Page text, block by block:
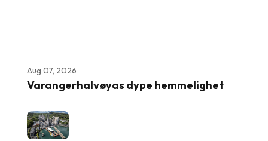
Aug 07, 2026
Varangerhalvøyas dype hemmelighet